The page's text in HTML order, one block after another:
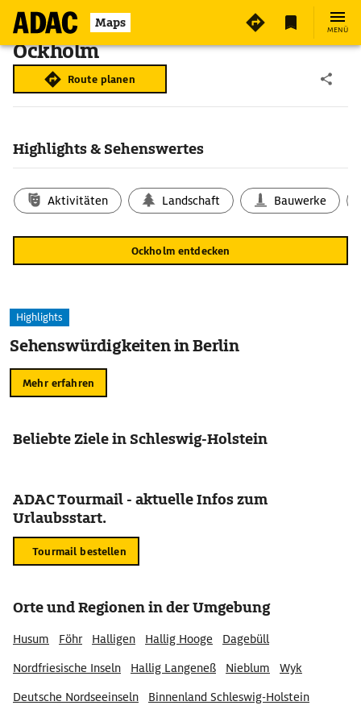
Maps MENÜ
Ockholm
Route planen
Highlights & Sehenswertes
Aktivitäten Landschaft Bauwerke
Ockholm entdecken
Highlights
Sehenswürdigkeiten in Berlin
Mehr erfahren
Beliebte Ziele in Schleswig-Holstein
ADAC Tourmail - aktuelle Infos zum
Urlaubsstart.
Tourmail bestellen
Orte und Regionen in der Umgebung
Husum Föhr Halligen Hallig Hooge
Dagebüll
Nordfriesische Inseln
Hallig Langeneß Nieblum
Wyk
Deutsche Nordseeinseln
Binnenland Schleswig-Holstein